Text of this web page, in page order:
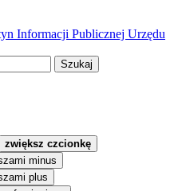
Informacji Publicznej Urzędu
zwiększ czcionkę
minus
plus